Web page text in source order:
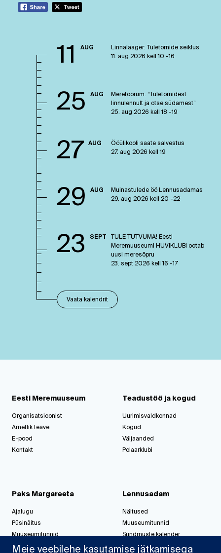
11 AUG
Linnalaager: Tuletornide seiklus
11. aug 2026 kell 10 -16
25 AUG
Merefoorum: “Tuletornidest
linnulennult ja otse südamest”
25. aug 2026 kell 18 -19
27 AUG
Ööülikooli saate salvestus
27. aug 2026 kell 19
29 AUG
Muinastulede öö Lennusadamas
29. aug 2026 kell 20 -22
23 SEPT
TULE TUTVUMA! Eesti
Meremuuseumi HUVIKLUBI ootab
uusi meresõpru
23. sept 2026 kell 16 -17
Vaata kalendrit
Eesti Meremuuseum
Organisatsioonist
Ametlik teave
E-pood
Kontakt
Teadustöö ja kogud
Uurimisvaldkonnad
Kogud
Väljaanded
Polaarklubi
Paks Margareeta
Ajalugu
Püsinäitus
Muuseumitunnid
Korralda üritus
Lennusadam
Näitused
Muuseumitunnid
Sündmuste kalender
Korralda üritus
Meie veebilehe kasutamise jätkamisega